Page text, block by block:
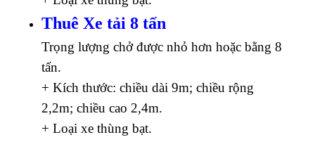
Thuê Xe tải 8 tấn
Trọng lượng chở được nhỏ hơn hoặc bằng 8
tấn.
+ Kích thước: chiều dài 9m; chiều rộng
2,2m; chiều cao 2,4m.
+ Loại xe thùng bạt.